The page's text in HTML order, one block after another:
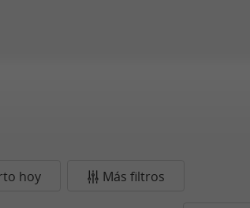
hoy Más filtros